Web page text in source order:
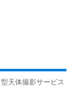
天体撮影サービス